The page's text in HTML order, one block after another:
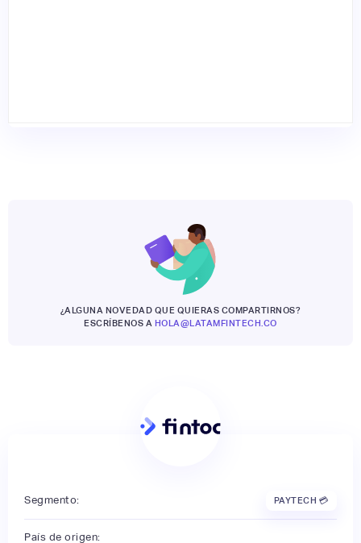
¿ALGUNA NOVEDAD QUE QUIERAS COMPARTIRNOS?
ESCRÍBENOS A HOLA@LATAMFINTECH.CO
Segmento: PAYTECH 💳
País de origen: